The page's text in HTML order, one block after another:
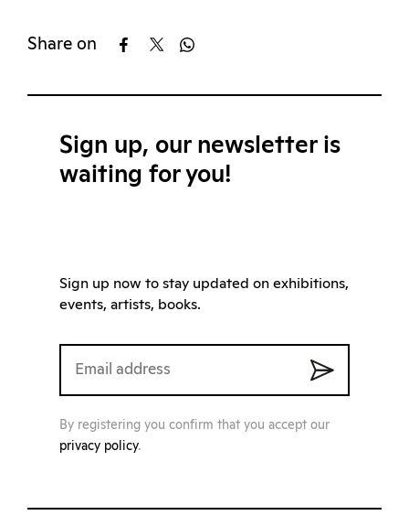
Share on
Sign up, our newsletter is
waiting for you!
Sign up now to stay updated on exhibitions,
events, artists, books.
By registering you confirm that you accept our
privacy policy.